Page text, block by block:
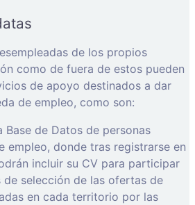
de los propios
como de fuera de estos pueden
de apoyo destinados a dar
de empleo, como son:
Base de Datos de personas
empleo, donde tras registrarse en
incluir su CV para participar
de selección de las ofertas de
en cada territorio por las